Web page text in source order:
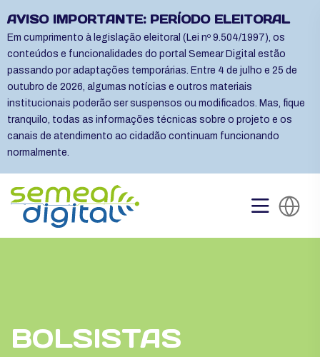
AVISO IMPORTANTE: PERÍODO ELEITORAL
Em cumprimento à legislação eleitoral (Lei nº 9.504/1997), os
conteúdos e funcionalidades do portal Semear Digital estão
passando por adaptações temporárias. Entre 4 de julho e 25 de
outubro de 2026, algumas notícias e outros materiais
institucionais poderão ser suspensos ou modificados. Mas, fique
tranquilo, todas as informações técnicas sobre o projeto e os
canais de atendimento ao cidadão continuam funcionando
normalmente.
BOLSISTAS